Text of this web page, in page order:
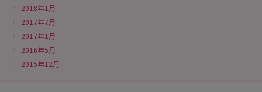
2018年1月
2017年7月
2017年1月
2016年5月
2015年12月